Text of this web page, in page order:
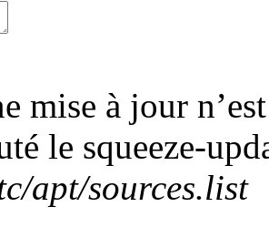
mise à jour
le squeeze-
apt/sources.list